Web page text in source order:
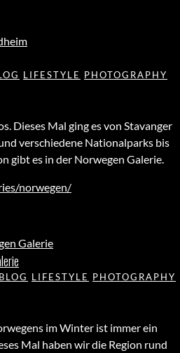
LIFESTYLE PHOTOGRAPHY
Dieses Mal ging es von Stavanger
verschiedene Nationalparks bis
gibt es in der Norwegen Galerie.
norwegen/
BLOG LIFESTYLE PHOTOGRAPHY
im Winter ist immer ein
Mal haben wir die Region rund